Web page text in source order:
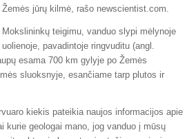
Žemės jūrų kilmė, rašo newscientist.com.
Mokslininkų teigimu, vanduo slypi mėlynoje
uolienoje, pavadintoje ringvuditu (angl.
esama 700 km gylyje po Žemės
sluoksnyje, esančiame tarp plutos ir
kiekis pateikia naujos informacijos apie
kurie geologai mano, jog vanduo į mūsų